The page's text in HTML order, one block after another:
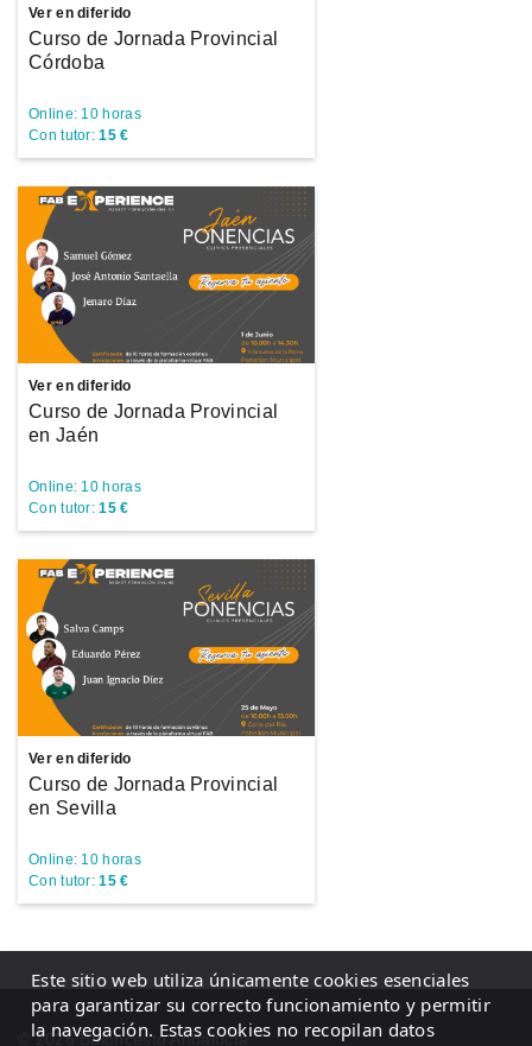
Ver en diferido
Curso de Jornada Provincial
Córdoba
Online: 10 horas
Con tutor:15 €
Ver en diferido
Curso de Jornada Provincial
en Jaén
Online: 10 horas
Con tutor:15 €
Ver en diferido
Curso de Jornada Provincial
en Sevilla
Online: 10 horas
Con tutor:15 €
© 2026 Baloncesto Andalucía
Este sitio web utiliza únicamente cookies esenciales
para garantizar su correcto funcionamiento y permitir
la navegación. Estas cookies no recopilan datos